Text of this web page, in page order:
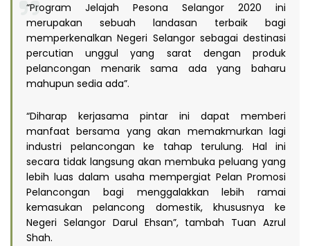
“Program Jelajah Pesona Selangor 2020 ini
merupakan sebuah landasan terbaik bagi
memperkenalkan Negeri Selangor sebagai destinasi
percutian unggul yang sarat dengan produk
pelancongan menarik sama ada yang baharu
mahupun sedia ada”.
“Diharap kerjasama pintar ini dapat memberi
manfaat bersama yang akan memakmurkan lagi
industri pelancongan ke tahap terulung. Hal ini
secara tidak langsung akan membuka peluang yang
lebih luas dalam usaha mempergiat Pelan Promosi
Pelancongan bagi menggalakkan lebih ramai
kemasukan pelancong domestik, khususnya ke
Negeri Selangor Darul Ehsan”, tambah Tuan Azrul
Shah.